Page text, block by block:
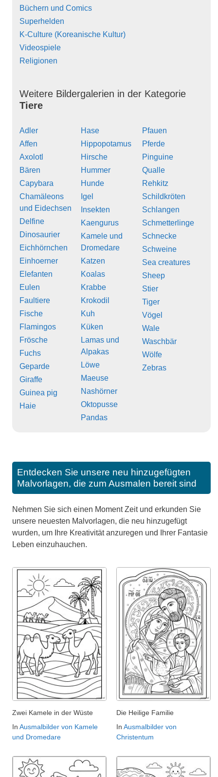
Büchern und Comics
Superhelden
K-Culture (Koreanische Kultur)
Videospiele
Religionen
Weitere Bildergalerien in der Kategorie
Tiere
Adler
Affen
Axolotl
Bären
Capybara
Chamäleons
und Eidechsen
Delfine
Dinosaurier
Eichhörnchen
Einhoerner
Elefanten
Eulen
Faultiere
Fische
Flamingos
Frösche
Fuchs
Geparde
Giraffe
Guinea pig
Haie
Hase
Hippopotamus
Hirsche
Hummer
Hunde
Igel
Insekten
Kaengurus
Kamele und
Dromedare
Katzen
Koalas
Krabbe
Krokodil
Kuh
Küken
Lamas und
Alpakas
Löwe
Maeuse
Nashörner
Oktopusse
Pandas
Pfauen
Pferde
Pinguine
Qualle
Rehkitz
Schildkröten
Schlangen
Schmetterlinge
Schnecke
Schweine
Sea creatures
Sheep
Stier
Tiger
Vögel
Wale
Waschbär
Wölfe
Zebras
Entdecken Sie unsere neu hinzugefügten
Malvorlagen, die zum Ausmalen bereit sind
Nehmen Sie sich einen Moment Zeit und erkunden Sie
unsere neuesten Malvorlagen, die neu hinzugefügt
wurden, um Ihre Kreativität anzuregen und Ihrer Fantasie
Leben einzuhauchen.
Zwei Kamele in der Wüste
In Ausmalbilder von Kamele
und Dromedare
Die Heilige Familie
In Ausmalbilder von
Christentum